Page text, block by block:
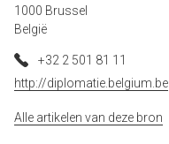
1000 Brussel
België
+32 2 501 81 11
http://diplomatie.belgium.be
Alle artikelen van deze bron